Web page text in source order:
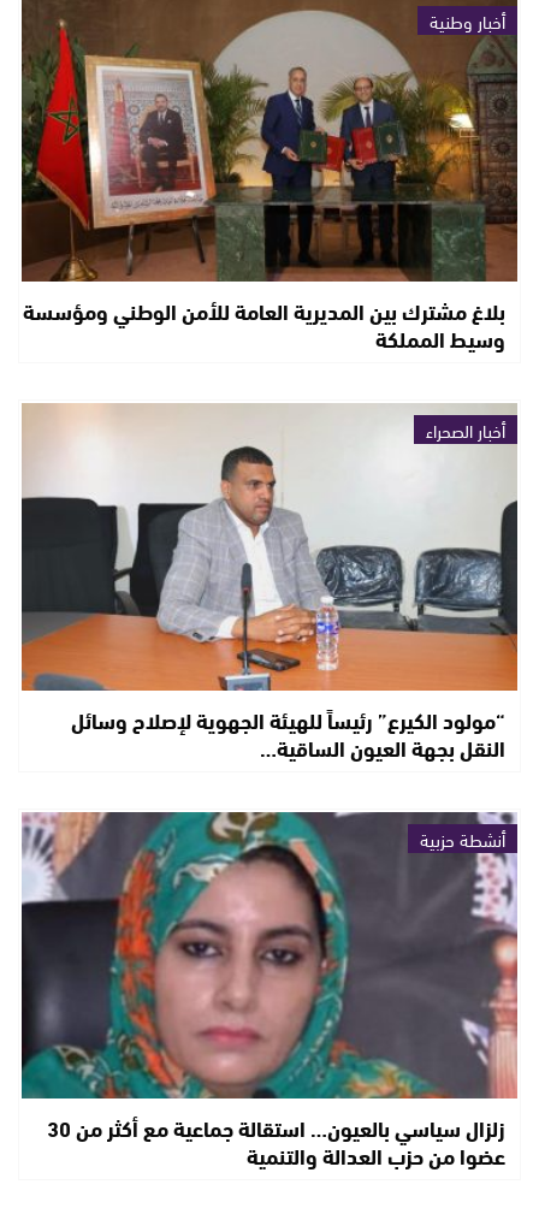
أخبار وطنية
بلاغ مشترك بين المديرية العامة للأمن الوطني ومؤسسة
وسيط المملكة
أخبار الصحراء
“مولود الكيرع” رئيساً للهيئة الجهوية لإصلاح وسائل
النقل بجهة العيون الساقية…
أنشطة حزبية
زلزال سياسي بالعيون… استقالة جماعية مع أكثر من 30
عضوا من حزب العدالة والتنمية